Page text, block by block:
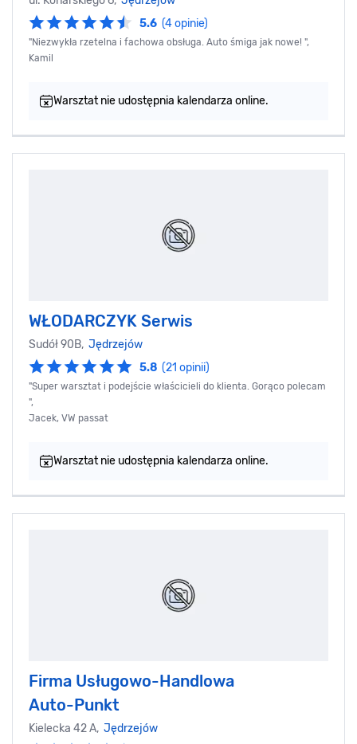
5.6 (4 opinie)
"Niezwykła rzetelna i fachowa obsługa. Auto śmiga jak nowe! ",
Kamil
Warsztat nie udostępnia kalendarza online.
WŁODARCZYK Serwis
Sudół 90B, Jędrzejów
5.8 (21 opinii)
"Super warsztat i podejście właścicieli do klienta. Gorąco polecam
",
Jacek, VW passat
Warsztat nie udostępnia kalendarza online.
Firma Usługowo-Handlowa
Auto-Punkt
Kielecka 42 A, Jędrzejów